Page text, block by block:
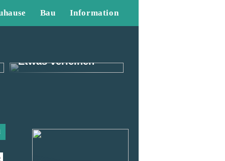
Bau Information
Etwas verleihen